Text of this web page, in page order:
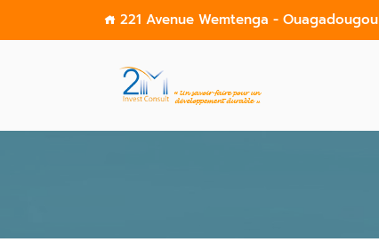
221 Avenue Wemtenga - Ouagadougou